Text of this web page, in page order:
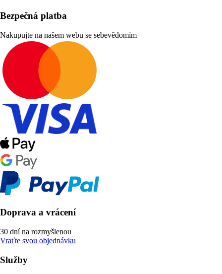
Bezpečná platba
Nakupujte na našem webu se sebevědomím
Doprava a vrácení
30 dní na rozmyšlenou
Vraťte svou objednávku
Služby